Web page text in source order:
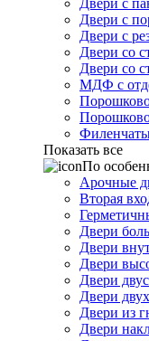
Двери с
Двери с
Двери с
Двери со
Двери со
МДФ с
Показать все
По
Арочные
Вторая
Двери
Двери
Двери
Двери
Двери
Двери из
Двери